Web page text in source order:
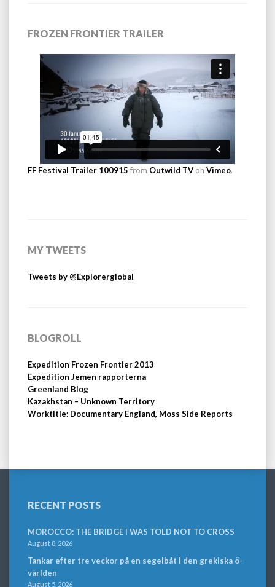
FROZEN FRONTIER TRAILER
FF Festival Trailer 100915 from Outwild TV on Vimeo.
MY TWEETS
Tweets by @Explorerglobal
BLOGROLL
Expedition Frozen Frontier 2013
Expedition Jemen rapporterna
Greenland Blog
Kazakhstan – Unknown Territory
Worktitle: Documentary England, Moss Side Reports
RECENT POSTS
MOROCCO: THE BRIDGE I WAS TOLD NOT TO CROSS
August 8, 2026
Tankar efter tre veckor på en segelbåt i den grekiska ö-
världen
August 5, 2026